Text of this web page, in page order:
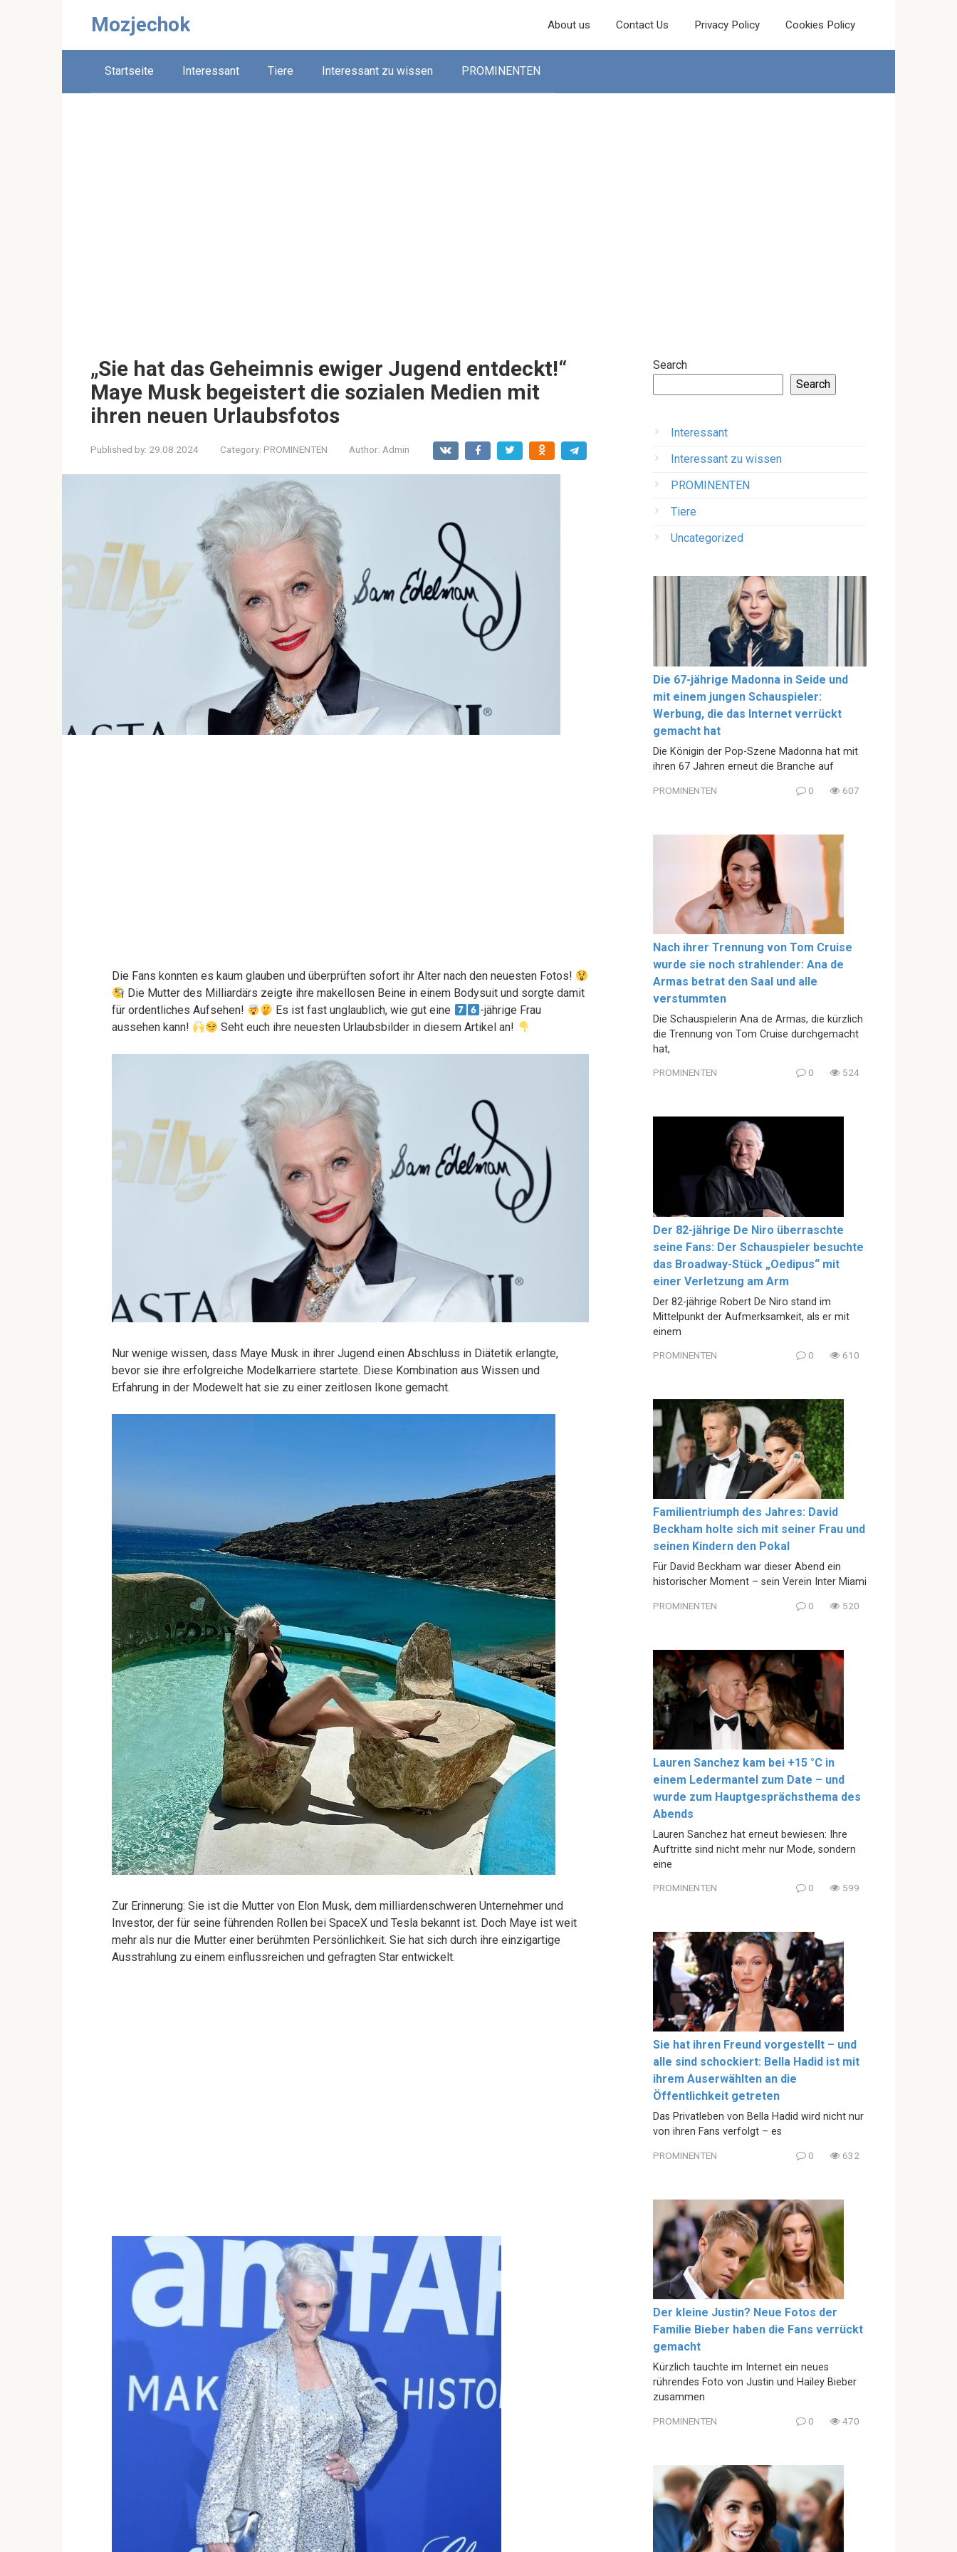
Mozjechok About us Contact Us Privacy Policy Cookies Policy
Startseite Interessant Tiere Interessant zu wissen PROMINENTEN
„Sie hat das Geheimnis ewiger Jugend entdeckt!“
Maye Musk begeistert die sozialen Medien mit
ihren neuen Urlaubsfotos
Published by: 29.08.2024 Category: PROMINENTEN Author: Admin
Die Fans konnten es kaum glauben und überprüften sofort ihr Alter nach den neuesten Fotos!
Die Mutter des Milliardärs zeigte ihre makellosen Beine in einem Bodysuit und sorgte damit
für ordentliches Aufsehen!
Es ist fast unglaublich, wie gut eine
-jährige Frau
aussehen kann!
Seht euch ihre neuesten Urlaubsbilder in diesem Artikel an!
Nur wenige wissen, dass Maye Musk in ihrer Jugend einen Abschluss in Diätetik erlangte,
bevor sie ihre erfolgreiche Modelkarriere startete. Diese Kombination aus Wissen und
Erfahrung in der Modewelt hat sie zu einer zeitlosen Ikone gemacht.
Zur Erinnerung: Sie ist die Mutter von Elon Musk, dem milliardenschweren Unternehmer und
Investor, der für seine führenden Rollen bei SpaceX und Tesla bekannt ist. Doch Maye ist weit
mehr als nur die Mutter einer berühmten Persönlichkeit. Sie hat sich durch ihre einzigartige
Ausstrahlung zu einem einflussreichen und gefragten Star entwickelt.
Search
Search
Interessant
Interessant zu wissen
PROMINENTEN
Tiere
Uncategorized
Die 67-jährige Madonna in Seide und
mit einem jungen Schauspieler:
Werbung, die das Internet verrückt
gemacht hat
Die Königin der Pop-Szene Madonna hat mit
ihren 67 Jahren erneut die Branche auf
PROMINENTEN 0 607
Nach ihrer Trennung von Tom Cruise
wurde sie noch strahlender: Ana de
Armas betrat den Saal und alle
verstummten
Die Schauspielerin Ana de Armas, die kürzlich
die Trennung von Tom Cruise durchgemacht
hat,
PROMINENTEN 0 524
Der 82-jährige De Niro überraschte
seine Fans: Der Schauspieler besuchte
das Broadway-Stück „Oedipus“ mit
einer Verletzung am Arm
Der 82-jährige Robert De Niro stand im
Mittelpunkt der Aufmerksamkeit, als er mit
einem
PROMINENTEN 0 610
Familientriumph des Jahres: David
Beckham holte sich mit seiner Frau und
seinen Kindern den Pokal
Für David Beckham war dieser Abend ein
historischer Moment – sein Verein Inter Miami
PROMINENTEN 0 520
Lauren Sanchez kam bei +15 °C in
einem Ledermantel zum Date – und
wurde zum Hauptgesprächsthema des
Abends
Lauren Sanchez hat erneut bewiesen: Ihre
Auftritte sind nicht mehr nur Mode, sondern
eine
PROMINENTEN 0 599
Sie hat ihren Freund vorgestellt – und
alle sind schockiert: Bella Hadid ist mit
ihrem Auserwählten an die
Öffentlichkeit getreten
Das Privatleben von Bella Hadid wird nicht nur
von ihren Fans verfolgt – es
PROMINENTEN 0 632
Der kleine Justin? Neue Fotos der
Familie Bieber haben die Fans verrückt
gemacht
Kürzlich tauchte im Internet ein neues
rührendes Foto von Justin und Hailey Bieber
zusammen
PROMINENTEN 0 470